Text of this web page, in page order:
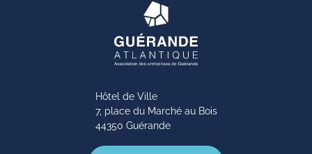
Hôtel de Ville
7, place du Marché au Bois
44350 Guérande